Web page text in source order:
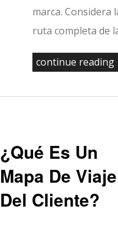
marca. Considera
ruta completa de
continue
¿Qué Es Un
Mapa De Viaje
Del Cliente?